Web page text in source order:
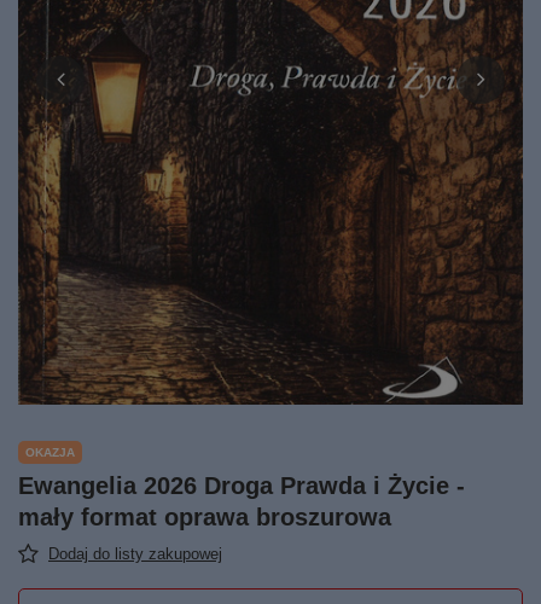
OKAZJA
Ewangelia 2026 Droga Prawda i Życie -
mały format oprawa broszurowa
Dodaj do listy zakupowej